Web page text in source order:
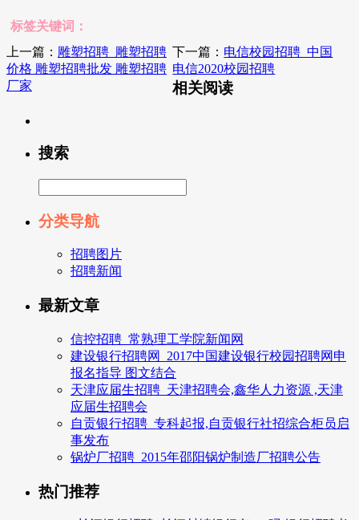
标签关键词：
上一篇： 雕塑招聘_雕塑招聘
价格 雕塑招聘批发 雕塑招聘
厂家
下一篇： 电信校园招聘_中国
电信2020校园招聘
相关阅读
搜索
分类导航
招聘图片
招聘新闻
最新文章
信控招聘_常熟理工学院新闻网
建设银行招聘网_2017中国建设银行校园招聘网申
报名指导 图文结合
天津应届生招聘_天津招聘会,鑫华人力资源 ,天津
应届生招聘会
自贡银行招聘_专科起报,自贡银行社招综合柜员启
事发布
锅炉厂招聘_2015年邵阳锅炉制造厂招聘公告
热门推荐